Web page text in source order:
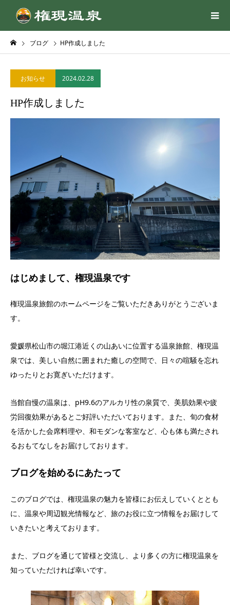
ブログ HP作成しました
お知らせ 2024.02.28
HP作成しました
はじめまして、権現温泉です
権現温泉旅館のホームページをご覧いただきありがとうございま
す。
愛媛県松山市の堀江港近くの山あいに位置する温泉旅館、権現温
泉では、美しい自然に囲まれた癒しの空間で、日々の喧騒を忘れ
ゆったりとお寛ぎいただけます。
当館自慢の温泉は、pH9.6のアルカリ性の泉質で、美肌効果や疲
労回復効果があるとご好評いただいております。また、旬の食材
を活かした会席料理や、和モダンな客室など、心も体も満たされ
るおもてなしをお届けしております。
ブログを始めるにあたって
このブログでは、権現温泉の魅力を皆様にお伝えしていくととも
に、温泉や周辺観光情報など、旅のお役に立つ情報をお届けして
いきたいと考えております。
また、ブログを通じて皆様と交流し、より多くの方に権現温泉を
知っていただければ幸いです。